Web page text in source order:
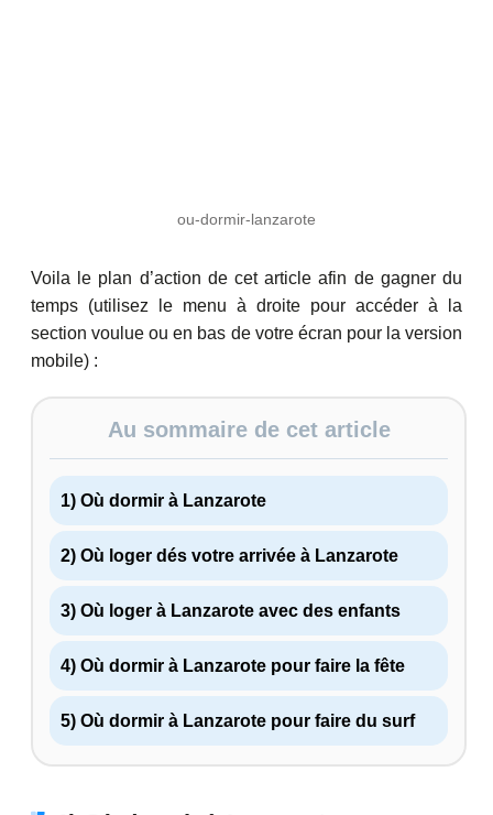
ou-dormir-lanzarote
Voila le plan d’action de cet article afin de gagner du
temps (utilisez le menu à droite pour accéder à la
section voulue ou en bas de votre écran pour la version
mobile) :
Au sommaire de cet article
1) Où dormir à Lanzarote
2) Où loger dés votre arrivée à Lanzarote
3) Où loger à Lanzarote avec des enfants
4) Où dormir à Lanzarote pour faire la fête
5) Où dormir à Lanzarote pour faire du surf